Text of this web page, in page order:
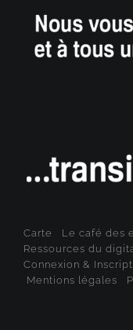
Carte Le café des
Ressources du
Connexion &
Mentions légales